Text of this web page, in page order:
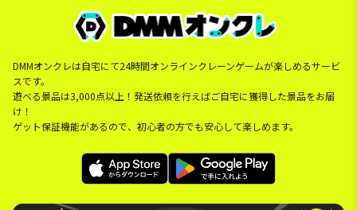
DMMオンクレは自宅にて24時間オンラインクレーンゲームが楽しめるサービ
スです。
遊べる景品は3,000点以上！発送依頼を行えばご自宅に獲得した景品をお届
け！
ゲット保証機能があるので、初心者の方でも安心して楽しめます。